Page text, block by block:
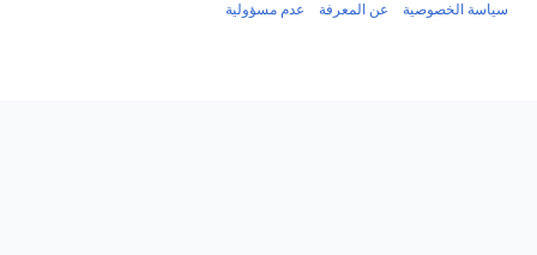
سياسة الخصوصية عن المعرفة عدم مسؤولية